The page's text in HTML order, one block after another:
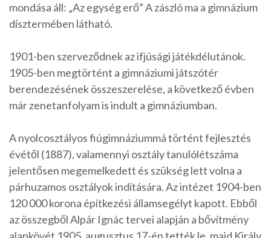
mondása áll: „Az egység erő” A zászló ma a gimnázium
dísztermében látható.
1901-ben szerveződnek az ifjúsági játékdélutánok.
1905-ben megtörtént a gimnáziumi játszótér
berendezésének összeszerelése, a következő évben
már zenetanfolyam is indult a gimnáziumban.
A nyolcosztályos fiúgimnáziummá történt fejlesztés
évétől (1887), valamennyi osztály tanulólétszáma
jelentősen megemelkedett és szükség lett volna a
párhuzamos osztályok indítására. Az intézet 1904-ben
120 000 korona építkezési államsegélyt kapott. Ebből
az összegből Alpár Ignác tervei alapján a bővítmény